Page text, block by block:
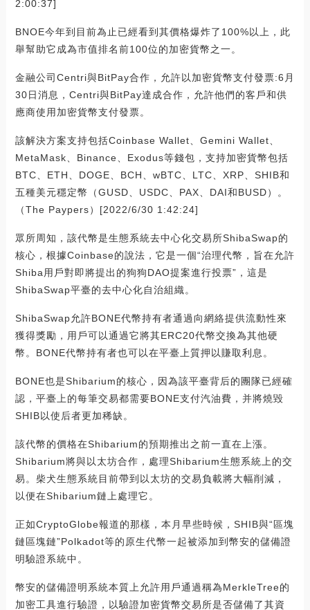
2:00:37]
BNOE今年到目前為止已經看到其價格爆炸了100%以上，此
舉幫助它成為市值排名前100位的加密貨幣之一。
金融公司Centri與BitPay合作，允許以加密貨幣支付發票:6月
30日消息，Centri與BitPay達成合作，允許他們的客戶和供
應商使用加密貨幣支付發票。
該解決方案支持包括Coinbase Wallet、Gemini Wallet、
MetaMask、Binance、Exodus等錢包，支持加密貨幣包括
BTC、ETH、DOGE、BCH、wBTC、LTC、XRP、SHIB和
五種美元穩定幣（GUSD、USDC、PAX、DAI和BUSD）。
（The Paypers）[2022/6/30 1:42:24]
眾所周知，該代幣是生態系統去中心化交易所ShibaSwap的
核心，根據Coinbase的說法，它是一個“治理代幣，旨在允許
Shiba用戶對即將提出的狗狗DAO提案進行投票”，這是
ShibaSwap平臺的去中心化自治組織。
ShibaSwap允許BONE代幣持有者通過向網絡提供流動性來
獲得獎勵，用戶可以通過它將其ERC20代幣交換為其他硬
幣。BONE代幣持有者也可以在平臺上質押以賺取利息。
BONE也是Shibarium的核心，因為該平臺背后的團隊已經確
認，平臺上的每筆交易都需要BONE支付汽油費，并將燒毀
SHIB以使后者更加稀缺。
該代幣的價格在Shibarium的預期推出之前一直在上漲。
Shibarium將與以太坊合作，處理Shibarium生態系統上的交
易。柴犬生態系統目前帶到以太坊的交易負載將大幅削減，
以便在Shibarium鏈上處理它。
正如CryptoGlobe報道的那樣，本月早些時候，SHIB與“區塊
鏈區塊鏈”Polkadot等的原生代幣一起被添加到幣安的儲備證
明驗證系統中。
幣安的儲備證明系統本質上允許用戶通過稱為MerkleTree的
加密工具進行驗證，以驗證加密貨幣交易所是否儲備了其資